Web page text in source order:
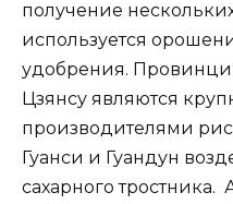
получение
используется
удобрения.
Цзянсу являются
производителями
Гуанси и Гуандун
сахарного тростника.